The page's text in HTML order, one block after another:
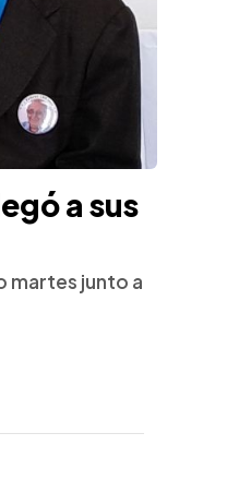
a sus
martes junto a